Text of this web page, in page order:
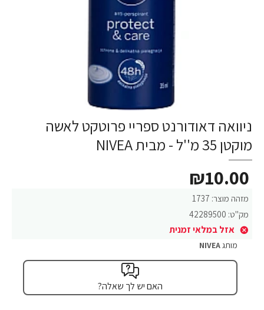
ניוואה דאודורנט ספריי פרוטקט לאשה
מוקטן 35 מ''ל - מבית NIVEA
מזהה מוצר: 1737
מק"ט: 42289500
אזל במלאי זמנית
₪10.00
מותגNIVEA
האם יש לך שאלה?